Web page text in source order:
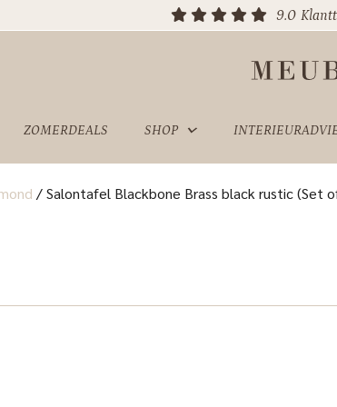
9.0
ZOMERDEALS SHOP
/Salontafel Blackbone Brass black rustic (Set